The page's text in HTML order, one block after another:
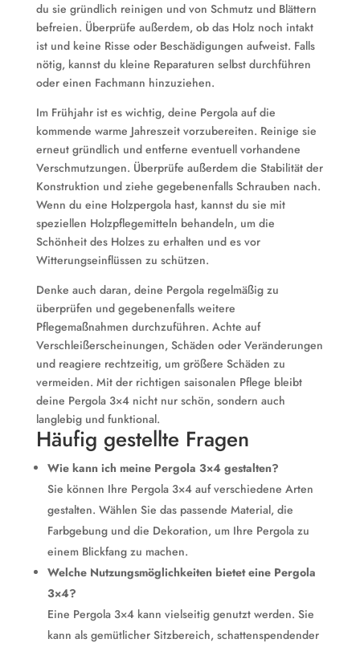
du sie gründlich reinigen und von Schmutz und Blättern
befreien. Überprüfe außerdem, ob das Holz noch intakt
ist und keine Risse oder Beschädigungen aufweist. Falls
nötig, kannst du kleine Reparaturen selbst durchführen
oder einen Fachmann hinzuziehen.
Im Frühjahr ist es wichtig, deine Pergola auf die
kommende warme Jahreszeit vorzubereiten. Reinige sie
erneut gründlich und entferne eventuell vorhandene
Verschmutzungen. Überprüfe außerdem die Stabilität der
Konstruktion und ziehe gegebenenfalls Schrauben nach.
Wenn du eine Holzpergola hast, kannst du sie mit
speziellen Holzpflegemitteln behandeln, um die
Schönheit des Holzes zu erhalten und es vor
Witterungseinflüssen zu schützen.
Denke auch daran, deine Pergola regelmäßig zu
überprüfen und gegebenenfalls weitere
Pflegemaßnahmen durchzuführen. Achte auf
Verschleißerscheinungen, Schäden oder Veränderungen
und reagiere rechtzeitig, um größere Schäden zu
vermeiden. Mit der richtigen saisonalen Pflege bleibt
deine Pergola 3×4 nicht nur schön, sondern auch
langlebig und funktional.
Häufig gestellte Fragen
Wie kann ich meine Pergola 3×4 gestalten?
Sie können Ihre Pergola 3×4 auf verschiedene Arten
gestalten. Wählen Sie das passende Material, die
Farbgebung und die Dekoration, um Ihre Pergola zu
einem Blickfang zu machen.
Welche Nutzungsmöglichkeiten bietet eine Pergola
3×4?
Eine Pergola 3×4 kann vielseitig genutzt werden. Sie
kann als gemütlicher Sitzbereich, schattenspendender